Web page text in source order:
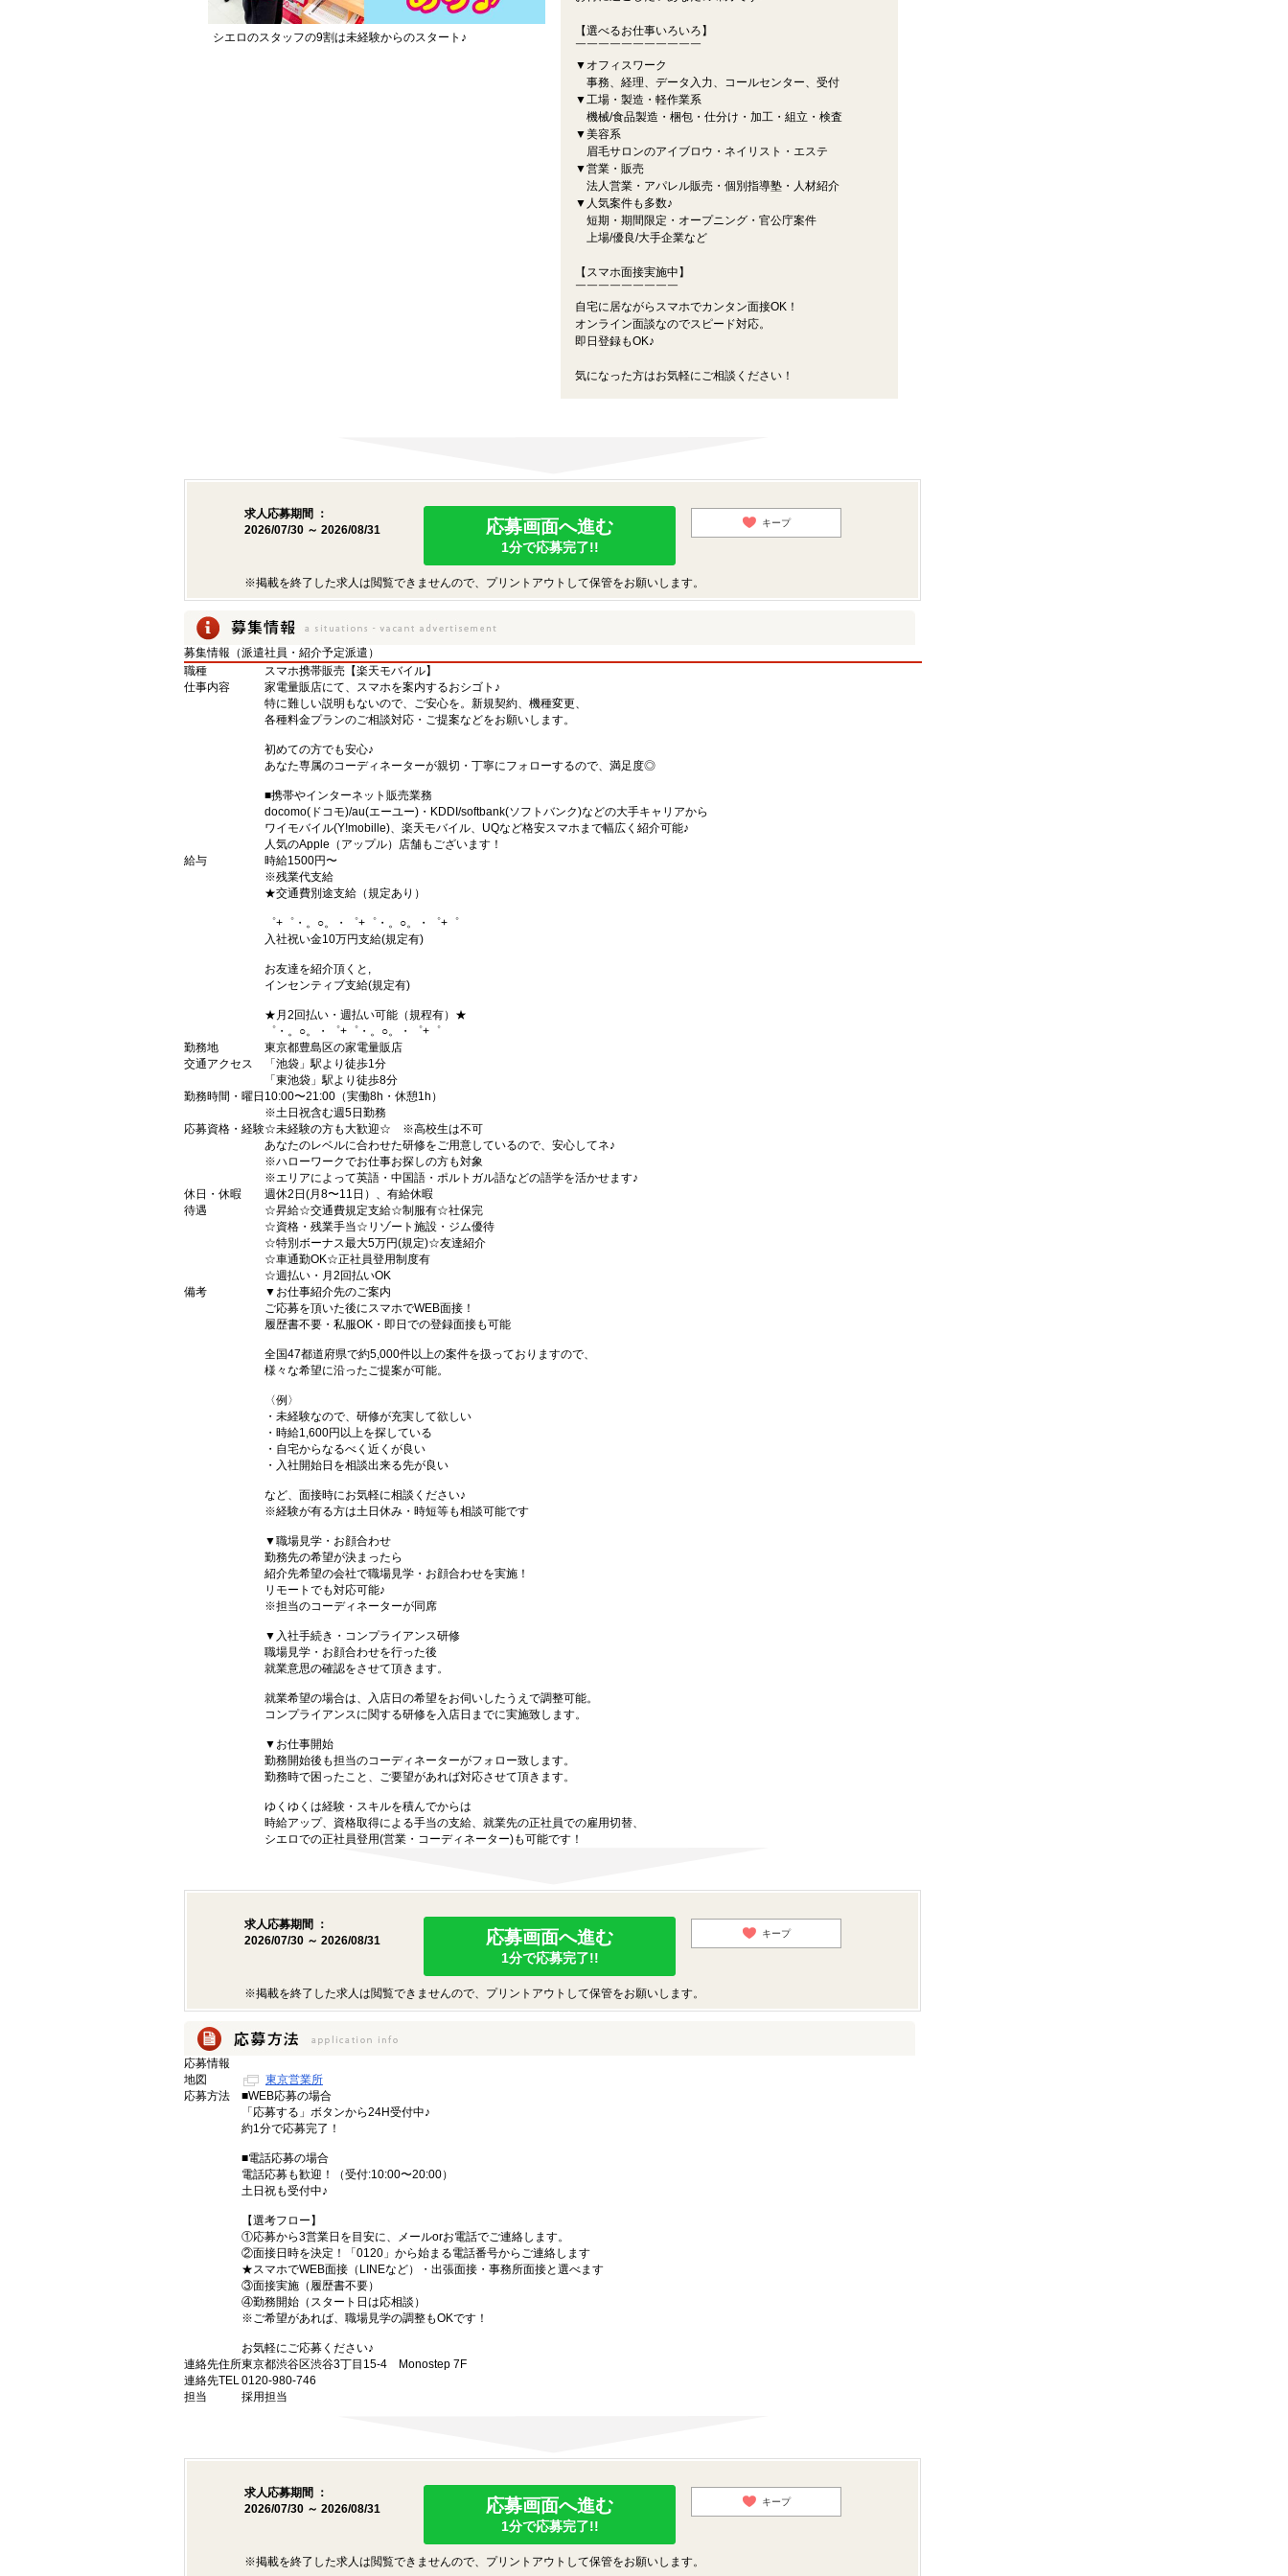
シエロのスタッフの9割は未経験からのスタート♪
【選べるお仕事いろいろ】
￣￣￣￣￣￣￣￣￣￣￣
▼オフィスワーク
事務、経理、データ入力、コールセンター、受付
▼工場・製造・軽作業系
機械/食品製造・梱包・仕分け・加工・組立・検査
▼美容系
眉毛サロンのアイブロウ・ネイリスト・エステ
▼営業・販売
法人営業・アパレル販売・個別指導塾・人材紹介
▼人気案件も多数♪
短期・期間限定・オープニング・官公庁案件
上場/優良/大手企業など
【スマホ面接実施中】
￣￣￣￣￣￣￣￣￣
自宅に居ながらスマホでカンタン面接OK！
オンライン面談なのでスピード対応。
即日登録もOK♪
気になった方はお気軽にご相談ください！
求人応募期間 ：
2026/07/30 ～ 2026/08/31
応募画面へ進む
1分で応募完了!!
キープ
※掲載を終了した求人は閲覧できませんので、プリントアウトして保管をお願いします。
募集情報（派遣社員・紹介予定派遣）
職種
スマホ携帯販売【楽天モバイル】
仕事内容
家電量販店にて、スマホを案内するおシゴト♪
特に難しい説明もないので、ご安心を。新規契約、機種変更、
各種料金プランのご相談対応・ご提案などをお願いします。
初めての方でも安心♪
あなた専属のコーディネーターが親切・丁寧にフォローするので、満足度◎
■携帯やインターネット販売業務
docomo(ドコモ)/au(エーユー)・KDDI/softbank(ソフトバンク)などの大手キャリアから
ワイモバイル(Y!mobille)、楽天モバイル、UQなど格安スマホまで幅広く紹介可能♪
人気のApple（アップル）店舗もございます！
給与
時給1500円〜
※残業代支給
★交通費別途支給（規定あり）
゜+゜・。○。・゜+゜・。○。・゜+゜
入社祝い金10万円支給(規定有)
お友達を紹介頂くと,
インセンティブ支給(規定有)
★月2回払い・週払い可能（規程有）★
゜・。○。・゜+゜・。○。・゜+゜
勤務地
東京都豊島区の家電量販店
交通アクセス
「池袋」駅より徒歩1分
「東池袋」駅より徒歩8分
勤務時間・曜日 10:00〜21:00（実働8h・休憩1h）
※土日祝含む週5日勤務
応募資格・経験☆未経験の方も大歓迎☆ ※高校生は不可
あなたのレベルに合わせた研修をご用意しているので、安心してネ♪
※ハローワークでお仕事お探しの方も対象
※エリアによって英語・中国語・ポルトガル語などの語学を活かせます♪
休日・休暇
週休2日(月8〜11日）、有給休暇
待遇
☆昇給☆交通費規定支給☆制服有☆社保完
☆資格・残業手当☆リゾート施設・ジム優待
☆特別ボーナス最大5万円(規定)☆友達紹介
☆車通勤OK☆正社員登用制度有
☆週払い・月2回払いOK
備考
▼お仕事紹介先のご案内
ご応募を頂いた後にスマホでWEB面接！
履歴書不要・私服OK・即日での登録面接も可能
全国47都道府県で約5,000件以上の案件を扱っておりますので、
様々な希望に沿ったご提案が可能。
〈例〉
・未経験なので、研修が充実して欲しい
・時給1,600円以上を探している
・自宅からなるべく近くが良い
・入社開始日を相談出来る先が良い
など、面接時にお気軽に相談ください♪
※経験が有る方は土日休み・時短等も相談可能です
▼職場見学・お顔合わせ
勤務先の希望が決まったら
紹介先希望の会社で職場見学・お顔合わせを実施！
リモートでも対応可能♪
※担当のコーディネーターが同席
▼入社手続き・コンプライアンス研修
職場見学・お顔合わせを行った後
就業意思の確認をさせて頂きます。
就業希望の場合は、入店日の希望をお伺いしたうえで調整可能。
コンプライアンスに関する研修を入店日までに実施致します。
▼お仕事開始
勤務開始後も担当のコーディネーターがフォロー致します。
勤務時で困ったこと、ご要望があれば対応させて頂きます。
ゆくゆくは経験・スキルを積んでからは
時給アップ、資格取得による手当の支給、就業先の正社員での雇用切替、
シエロでの正社員登用(営業・コーディネーター)も可能です！
求人応募期間 ：
2026/07/30 ～ 2026/08/31
応募画面へ進む
1分で応募完了!!
キープ
※掲載を終了した求人は閲覧できませんので、プリントアウトして保管をお願いします。
応募情報
地図
東京営業所
応募方法
■WEB応募の場合
「応募する」ボタンから24H受付中♪
約1分で応募完了！
■電話応募の場合
電話応募も歓迎！（受付:10:00〜20:00）
土日祝も受付中♪
【選考フロー】
①応募から3営業日を目安に、メールorお電話でご連絡します。
②面接日時を決定！「0120」から始まる電話番号からご連絡します
★スマホでWEB面接（LINEなど）・出張面接・事務所面接と選べます
③面接実施（履歴書不要）
④勤務開始（スタート日は応相談）
※ご希望があれば、職場見学の調整もOKです！
お気軽にご応募ください♪
連絡先住所東京都渋谷区渋谷3丁目15-4 Monostep 7F
連絡先TEL0120-980-746
担当
採用担当
求人応募期間 ：
2026/07/30 ～ 2026/08/31
応募画面へ進む
1分で応募完了!!
キープ
※掲載を終了した求人は閲覧できませんので、プリントアウトして保管をお願いします。